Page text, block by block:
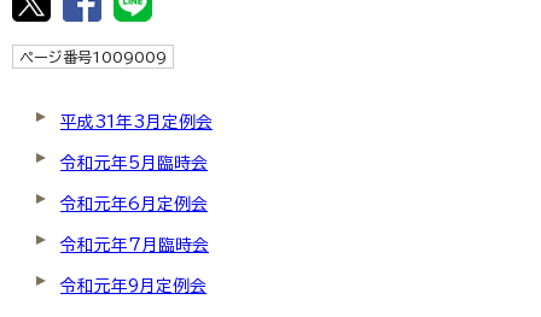
ページ番号1009009
平成31年3月定例会
令和元年5月臨時会
令和元年6月定例会
令和元年7月臨時会
令和元年9月定例会